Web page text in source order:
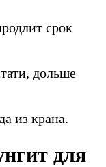
срок
дольше
из крана.
для